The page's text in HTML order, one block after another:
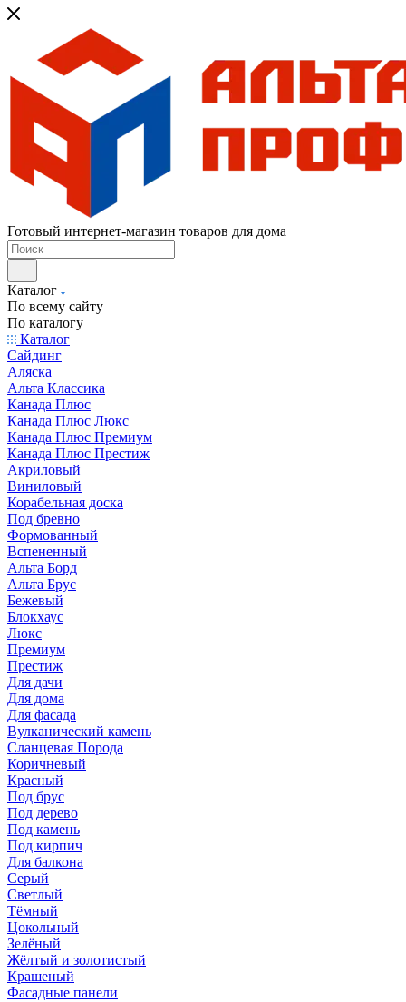
Готовый интернет-магазин товаров для дома
Каталог
По всему сайту
По каталогу
Каталог
Сайдинг
Аляска
Альта Классика
Канада Плюс
Канада Плюс Люкс
Канада Плюс Премиум
Канада Плюс Престиж
Акриловый
Виниловый
Корабельная доска
Под бревно
Формованный
Вспененный
Альта Борд
Альта Брус
Бежевый
Блокхаус
Люкс
Премиум
Престиж
Для дачи
Для дома
Для фасада
Вулканический камень
Сланцевая Порода
Коричневый
Красный
Под брус
Под дерево
Под камень
Под кирпич
Для балкона
Серый
Светлый
Тёмный
Цокольный
Зелёный
Жёлтый и золотистый
Крашеный
Фасадные панели